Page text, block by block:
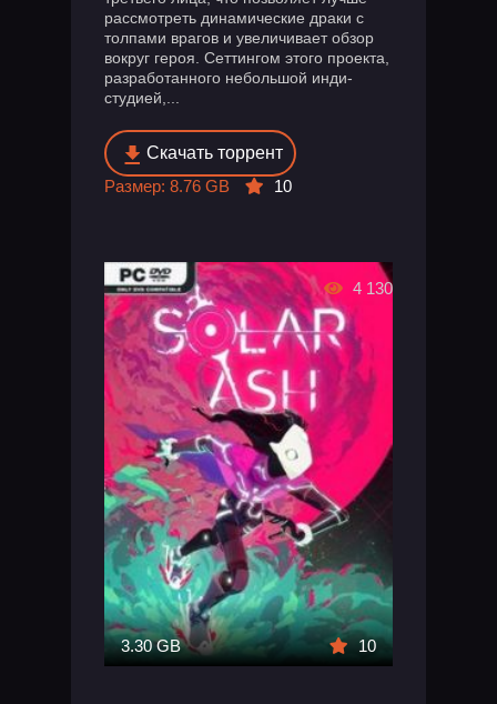
рассмотреть динамические драки с
толпами врагов и увеличивает обзор
вокруг героя. Сеттингом этого проекта,
разработанного небольшой инди-
студией,...
Скачать торрент
Размер: 8.76 GB
10
3.30 GB 10
4 130